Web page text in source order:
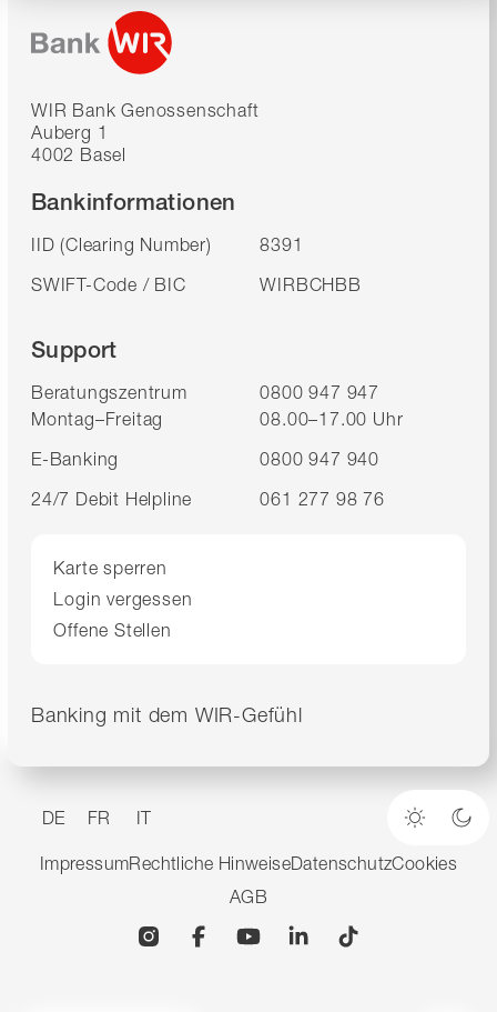
WIR Bank Genossenschaft
Auberg 1
4002 Basel
Bankinformationen
IID (Clearing Number)
8391
SWIFT-Code / BIC
WIRBCHBB
Support
Beratungszentrum
0800 947 947
Montag–Freitag
08.00–17.00 Uhr
E-Banking
0800 947 940
24/7 Debit Helpline
061 277 98 76
Karte sperren
Login vergessen
Offene Stellen
Banking mit dem WIR-Gefühl
DE FR IT
Heller
ImpressumRechtliche HinweiseDatenschutzCookies
AGB
InstagramFacebookYouTubeLinkedin